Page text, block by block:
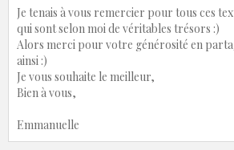
Je tenais à vous remercier pour tous ces
qui sont selon moi de véritables trésors :)
Alors merci pour votre générosité en
ainsi :)
Je vous souhaite le meilleur,
Bien à vous,
Emmanuelle